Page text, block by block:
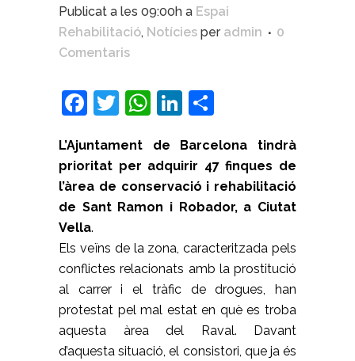
Publicat a les 09:00h a Espai
Rehabilitació, Notícies per admin
0
Comentaris
Facebook
Twitter
WhatsApp
LinkedIn
L’Ajuntament de Barcelona tindrà
prioritat per adquirir 47 finques de
l’àrea de conservació i rehabilitació
de Sant Ramon i Robador, a Ciutat
Vella.
Els veïns de la zona, caracteritzada pels
conflictes relacionats amb la prostitució
al carrer i el tràfic de drogues, han
protestat pel mal estat en què es troba
aquesta àrea del Raval. Davant
d’aquesta situació, el consistori, que ja és